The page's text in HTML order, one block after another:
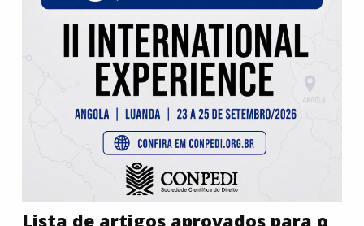
Lista de artigos aprovados para o